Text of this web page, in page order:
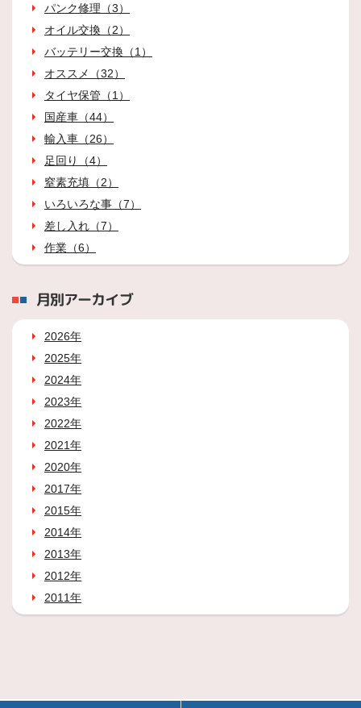
パンク修理（3）
オイル交換（2）
バッテリー交換（1）
オススメ（32）
タイヤ保管（1）
国産車（44）
輸入車（26）
足回り（4）
窒素充填（2）
いろいろな事（7）
差し入れ（7）
作業（6）
月別アーカイブ
2026年
2025年
2024年
2023年
2022年
2021年
2020年
2017年
2015年
2014年
2013年
2012年
2011年